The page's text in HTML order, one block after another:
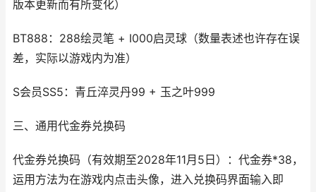
版本更新而有所变化）
BT888：288绘灵笔 + I000启灵球（数量表述也许存在误
差，实际以游戏内为准）
S会员SS5：青丘淬灵丹99 + 玉之叶999
三、通用代金券兑换码
代金券兑换码（有效期至2028年11月5日）：代金券*38，
运用方法为在游戏内点击头像，进入兑换码界面输入即